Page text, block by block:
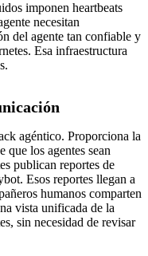
imponen heartbeats
necesitan
del agente tan confiable y
Esa infraestructura
agéntico. Proporciona la
que los agentes sean
publican reportes de
Esos reportes llegan a
humanos comparten
vista unificada de la
sin necesidad de revisar